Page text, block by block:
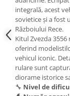
Vallejo Auxiliaries
Vallejo Acrylic
Vopsea la sticluta
Vallejo Liquid Gold
Vallejo Surface
Vallejo
integrală, acest
sovietice și a fost
Războiului Rece.
Kitul Zvezda 3556
oferind
vehicul iconic.
rulare sunt
diorame istorice
🔧 Nivel de